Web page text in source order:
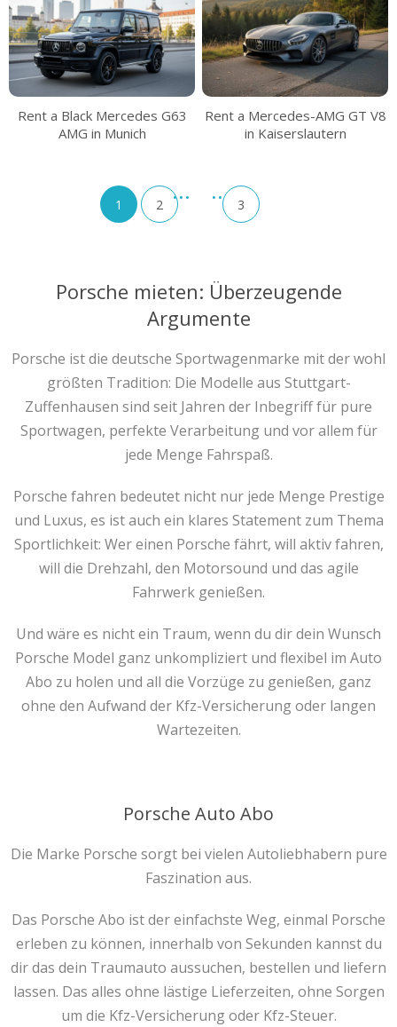
Rent a Black Mercedes G63
AMG in Munich
Rent a Mercedes-AMG GT V8
in Kaiserslautern
1 2 3
Porsche mieten: Überzeugende
Argumente
Porsche ist die deutsche Sportwagenmarke mit der wohl
größten Tradition: Die Modelle aus Stuttgart-
Zuffenhausen sind seit Jahren der Inbegriff für pure
Sportwagen, perfekte Verarbeitung und vor allem für
jede Menge Fahrspaß.
Porsche fahren bedeutet nicht nur jede Menge Prestige
und Luxus, es ist auch ein klares Statement zum Thema
Sportlichkeit: Wer einen Porsche fährt, will aktiv fahren,
will die Drehzahl, den Motorsound und das agile
Fahrwerk genießen.
Und wäre es nicht ein Traum, wenn du dir dein Wunsch
Porsche Model ganz unkompliziert und flexibel im Auto
Abo zu holen und all die Vorzüge zu genießen, ganz
ohne den Aufwand der Kfz-Versicherung oder langen
Wartezeiten.
Porsche Auto Abo
Die Marke Porsche sorgt bei vielen Autoliebhabern pure
Faszination aus.
Das Porsche Abo ist der einfachste Weg, einmal Porsche
erleben zu können, innerhalb von Sekunden kannst du
dir das dein Traumauto aussuchen, bestellen und liefern
lassen. Das alles ohne lästige Lieferzeiten, ohne Sorgen
um die Kfz-Versicherung oder Kfz-Steuer.